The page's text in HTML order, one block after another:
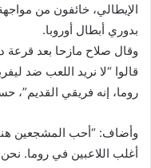
الإيطالي، خائفون من
بدوري أبطال أوروبا.
وقال صلاح مازحا بعد قرعة
قالوا “لا نريد اللعب ضد
روما، إنه فريقي
وأضاف: “أحب المشجعين
أغلب اللاعبين في روما.